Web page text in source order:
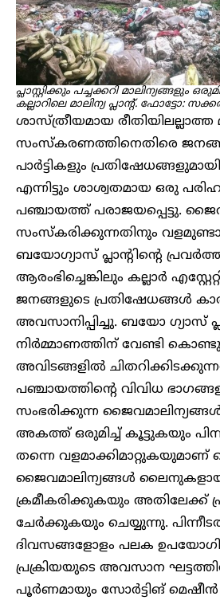
പ്ലാസ്റ്റിക്കും പച്ചക്കറി മാലിന്യങ്ങളും
കല്ലാറിലെ മാലിന്യ പ്ലാന്റ്. ഫോട്ടോ:
ശാസ്ത്രീയമായ രീതിയിലല്ലാത്ത
സംസ്കരണത്തിനെതിരെ
പാ‍ർട്ടികളും
എന്നിട്ടും ശാശ്വതമായ ഒരു
പഞ്ചായത്ത്‌ പരാജയപ്പെട്ടു.
സംസ്‌കരിക്കുന്നതിനും
ബയോഗ്യാസ് പ്ലാന്റിന്റെ
ആരംഭിച്ചെങ്കിലും കല്ലാർ
ജനങ്ങളുടെ പ്രതിഷേധങ്ങൾ
അവസാനിപ്പിച്ചു. ബയോ ഗ്യാസ്
നിർമ്മാണത്തിന് വേണ്ടി
അവിടങ്ങളിൽ
പഞ്ചായത്തിന്റെ വിവിധ
സംഭരിക്കുന്ന ജൈവമാലിന്യങ്ങൾ
അകത്ത് ഒരുമിച്ച് കൂട്ടുകയും
തന്നെ വളമാക്കിമാറ്റുകയുമാണ്
ജൈവമാലിന്യങ്ങൾ
ക്രമീകരിക്കുകയും അതിലേക്ക്
ചേർക്കുകയും ചെയ്യുന്നു.
ദിവസങ്ങളോളം പലക
പ്രക്രിയയുടെ അവസാന
പൂർണമായും സോർട്ടിങ് മെഷീൻ